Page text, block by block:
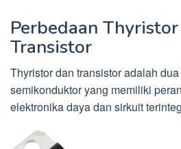
Perbedaan
Transistor
Thyristor dan transistor adalah
semikonduktor yang memiliki
elektronika daya dan sirkuit